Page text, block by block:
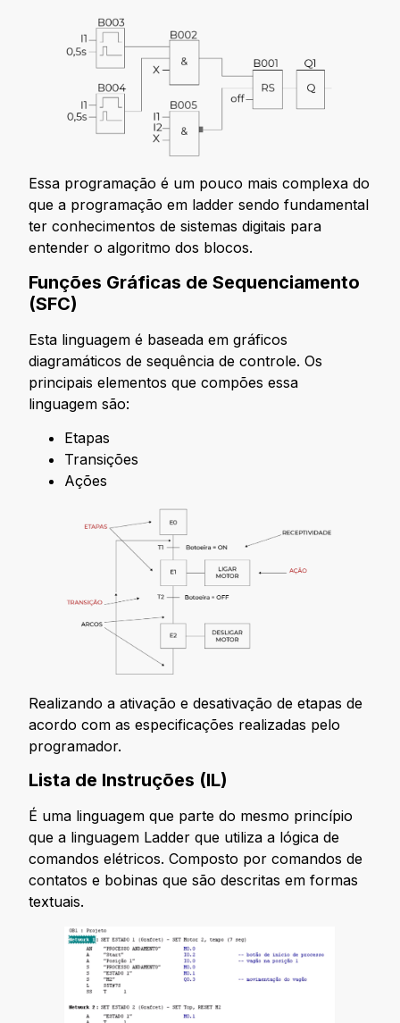
Essa programação é um pouco mais complexa do
que a programação em ladder sendo fundamental
ter conhecimentos de sistemas digitais para
entender o algoritmo dos blocos.
Funções Gráficas de Sequenciamento
(SFC)
Esta linguagem é baseada em gráficos
diagramáticos de sequência de controle. Os
principais elementos que compões essa
linguagem são:
Etapas
Transições
Ações
Realizando a ativação e desativação de etapas de
acordo com as especificações realizadas pelo
programador.
Lista de Instruções (IL)
É uma linguagem que parte do mesmo princípio
que a linguagem Ladder que utiliza a lógica de
comandos elétricos. Composto por comandos de
contatos e bobinas que são descritas em formas
textuais.